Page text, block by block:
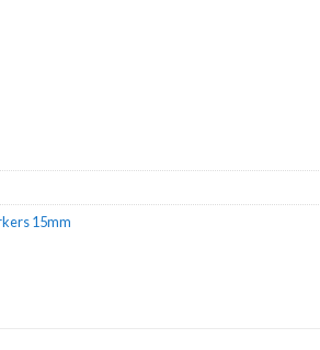
15mm